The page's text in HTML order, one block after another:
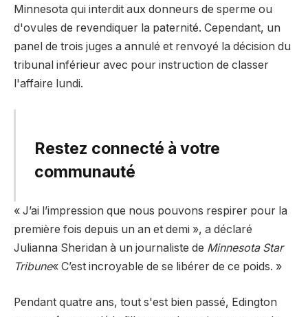
Minnesota qui interdit aux donneurs de sperme ou
d'ovules de revendiquer la paternité. Cependant, un
panel de trois juges a annulé et renvoyé la décision du
tribunal inférieur avec pour instruction de classer
l'affaire lundi.
Restez connecté à votre
communauté
« J’ai l’impression que nous pouvons respirer pour la
première fois depuis un an et demi », a déclaré
Julianna Sheridan à un journaliste de Minnesota Star
Tribune« C’est incroyable de se libérer de ce poids. »
Pendant quatre ans, tout s'est bien passé, Edington